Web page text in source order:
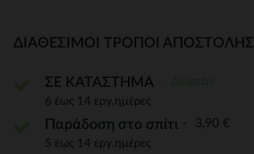
ΔΙΑΘΈΣΙΜΟΙ ΤΡΌΠΟΙ ΑΠΟΣΤΟΛΉΣ
ΣΕ ΚΑΤΑΣΤΗΜΑ
6 έως 14 εργ.ημέρες
Παράδοση στο σπίτι 3,90 €
5 έως 14 εργ.ημέρες